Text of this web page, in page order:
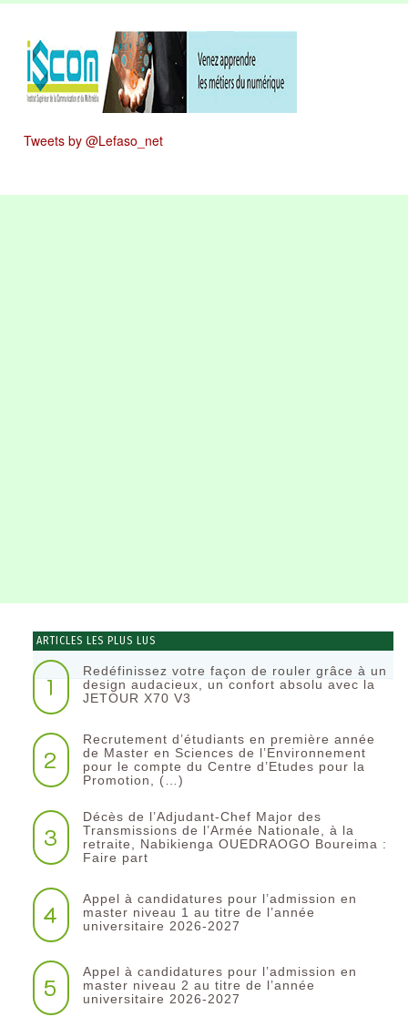
Tweets by @Lefaso_net
ARTICLES LES PLUS LUS
1
Redéfinissez votre façon de rouler grâce à un
design audacieux, un confort absolu avec la
JETOUR X70 V3
2
Recrutement d’étudiants en première année
de Master en Sciences de l’Environnement
pour le compte du Centre d’Etudes pour la
Promotion, (…)
3
Décès de l’Adjudant-Chef Major des
Transmissions de l’Armée Nationale, à la
retraite, Nabikienga OUEDRAOGO Boureima :
Faire part
4
Appel à candidatures pour l’admission en
master niveau 1 au titre de l’année
universitaire 2026-2027
5
Appel à candidatures pour l’admission en
master niveau 2 au titre de l’année
universitaire 2026-2027